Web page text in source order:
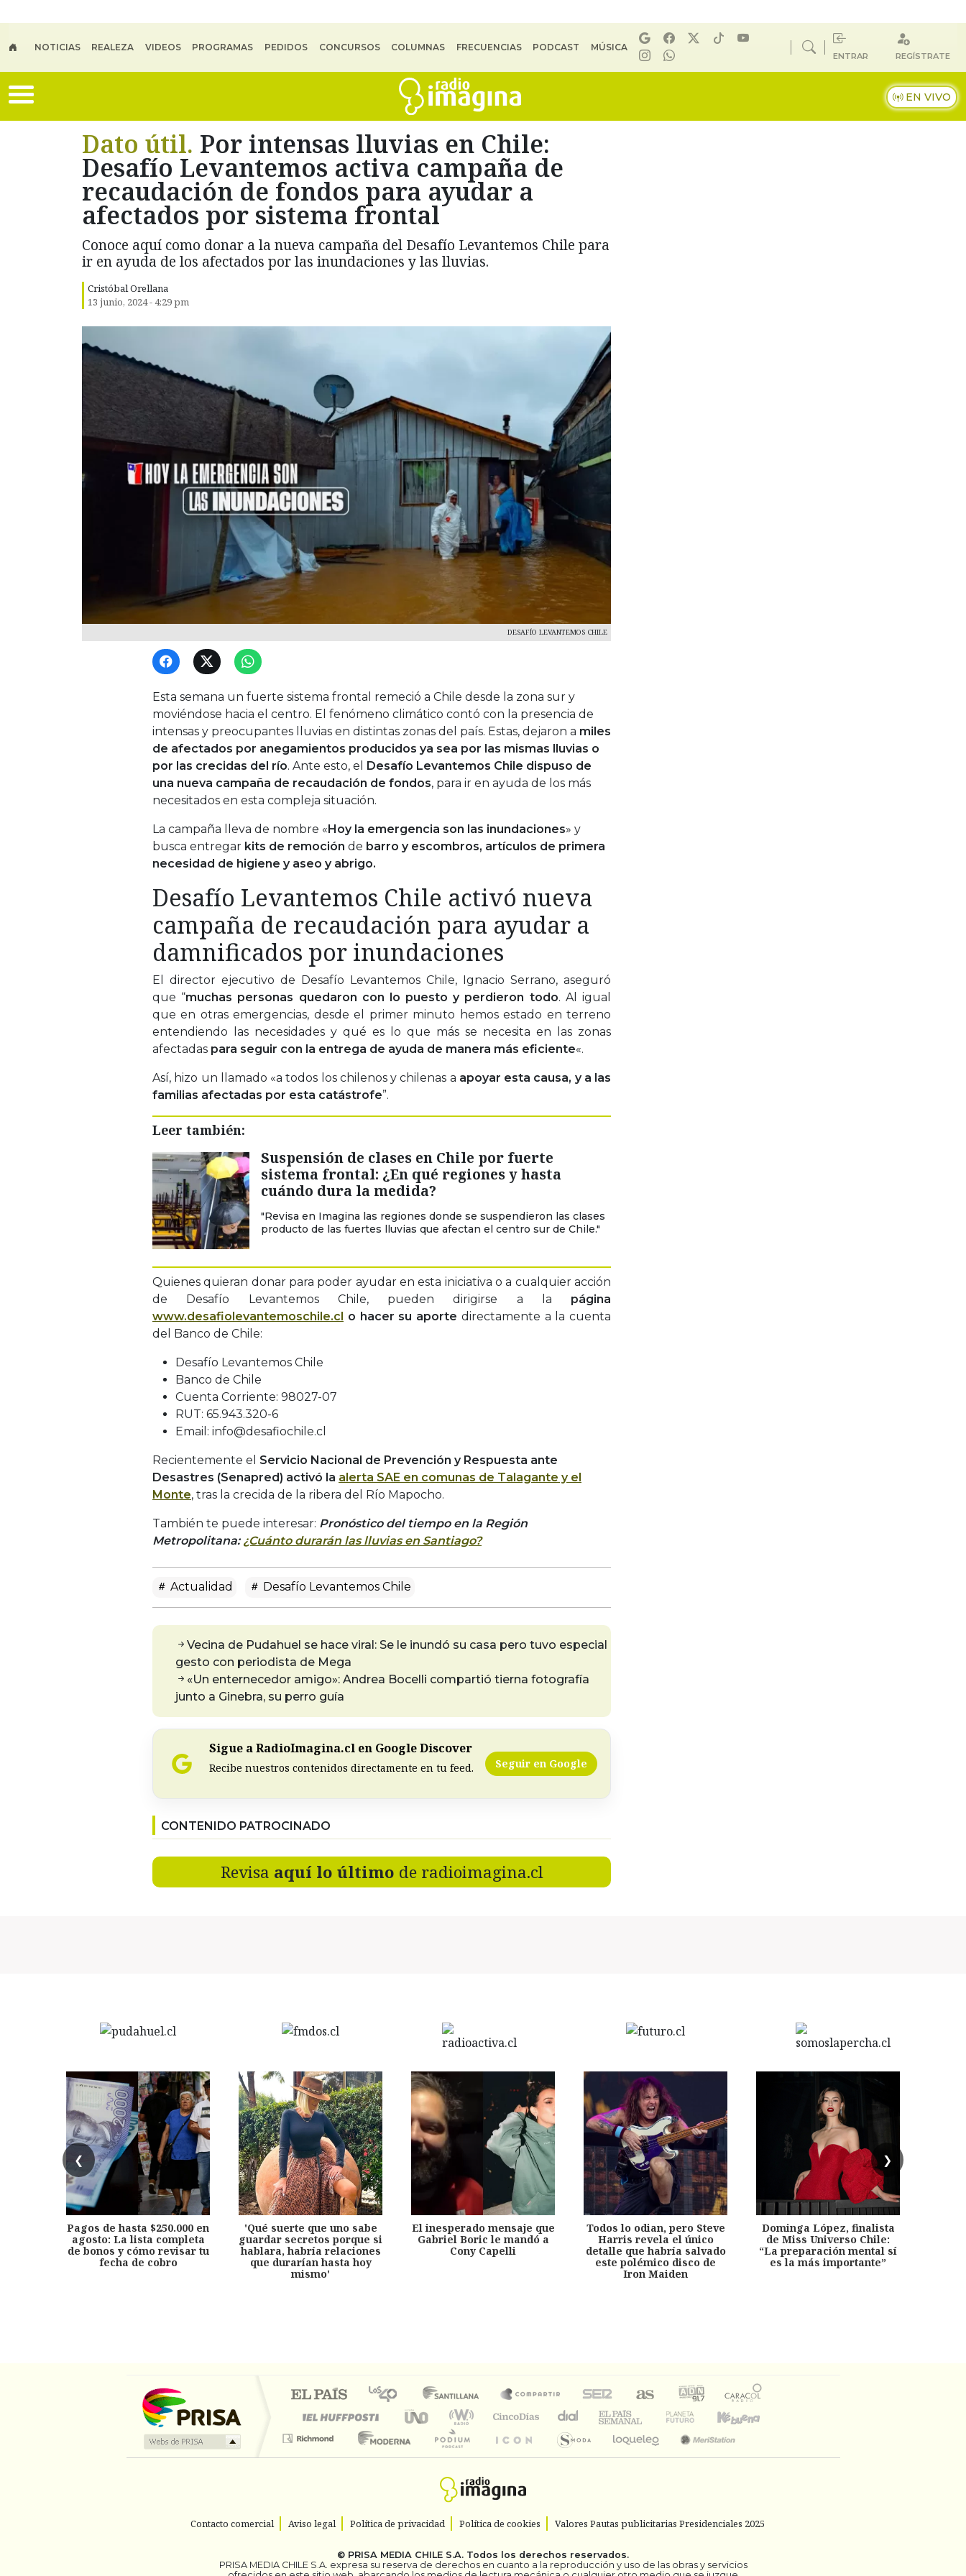
NOTICIAS REALEZA VIDEOS PROGRAMAS PEDIDOS CONCURSOS COLUMNAS FRECUENCIAS PODCAST MÚSICA
ENTRAR REGÍSTRATE
EN VIVO
Dato útil. Por intensas lluvias en Chile:
Desafío Levantemos activa campaña de
recaudación de fondos para ayudar a
afectados por sistema frontal
Conoce aquí como donar a la nueva campaña del Desafío Levantemos Chile para
ir en ayuda de los afectados por las inundaciones y las lluvias.
Cristóbal Orellana
13 junio, 2024 - 4:29 pm
DESAFÍO LEVANTEMOS CHILE
Esta semana un fuerte sistema frontal remeció a Chile desde la zona sur y
moviéndose hacia el centro. El fenómeno climático contó con la presencia de
intensas y preocupantes lluvias en distintas zonas del país. Estas, dejaron a miles
de afectados por anegamientos producidos ya sea por las mismas lluvias o
por las crecidas del río. Ante esto, el Desafío Levantemos Chile dispuso de
una nueva campaña de recaudación de fondos, para ir en ayuda de los más
necesitados en esta compleja situación.
La campaña lleva de nombre «Hoy la emergencia son las inundaciones» y
busca entregar kits de remoción de barro y escombros, artículos de primera
necesidad de higiene y aseo y abrigo.
Desafío Levantemos Chile activó nueva
campaña de recaudación para ayudar a
damnificados por inundaciones
El director ejecutivo de Desafío Levantemos Chile, Ignacio Serrano, aseguró
que “muchas personas quedaron con lo puesto y perdieron todo. Al igual
que en otras emergencias, desde el primer minuto hemos estado en terreno
entendiendo las necesidades y qué es lo que más se necesita en las zonas
afectadas para seguir con la entrega de ayuda de manera más eficiente«.
Así, hizo un llamado «a todos los chilenos y chilenas a apoyar esta causa, y a las
familias afectadas por esta catástrofe”.
Leer también:
Suspensión de clases en Chile por fuerte
sistema frontal: ¿En qué regiones y hasta
cuándo dura la medida?
"Revisa en Imagina las regiones donde se suspendieron las clases
producto de las fuertes lluvias que afectan el centro sur de Chile."
Quienes quieran donar para poder ayudar en esta iniciativa o a cualquier acción
de Desafío Levantemos Chile, pueden dirigirse a la página
www.desafiolevantemoschile.cl o hacer su aporte directamente a la cuenta
del Banco de Chile:
Desafío Levantemos Chile
Banco de Chile
Cuenta Corriente: 98027-07
RUT: 65.943.320-6
Email: info@desafiochile.cl
Recientemente el Servicio Nacional de Prevención y Respuesta ante
Desastres (Senapred) activó la alerta SAE en comunas de Talagante y el
Monte, tras la crecida de la ribera del Río Mapocho.
También te puede interesar: Pronóstico del tiempo en la Región
Metropolitana: ¿Cuánto durarán las lluvias en Santiago?
Actualidad Desafío Levantemos Chile
Vecina de Pudahuel se hace viral: Se le inundó su casa pero tuvo especial
gesto con periodista de Mega
«Un enternecedor amigo»: Andrea Bocelli compartió tierna fotografía
junto a Ginebra, su perro guía
Sigue a RadioImagina.cl en Google Discover
Recibe nuestros contenidos directamente en tu feed. Seguir en Google
CONTENIDO PATROCINADO
Revisa aquí lo último de radioimagina.cl
❮ ❯
Pagos de hasta $250.000 en
agosto: La lista completa
de bonos y cómo revisar tu
fecha de cobro
'Qué suerte que uno sabe
guardar secretos porque si
hablara, habría relaciones
que durarían hasta hoy
mismo'
El inesperado mensaje que
Gabriel Boric le mandó a
Cony Capelli
Todos lo odian, pero Steve
Harris revela el único
detalle que habría salvado
este polémico disco de
Iron Maiden
Dominga López, finalista
de Miss Universo Chile:
“La preparación mental sí
es la más importante”
Contacto comercial Aviso legal Política de privacidad Política de cookies Valores Pautas publicitarias Presidenciales 2025
© PRISA MEDIA CHILE S.A. Todos los derechos reservados.
PRISA MEDIA CHILE S.A. expresa su reserva de derechos en cuanto a la reproducción y uso de las obras y servicios